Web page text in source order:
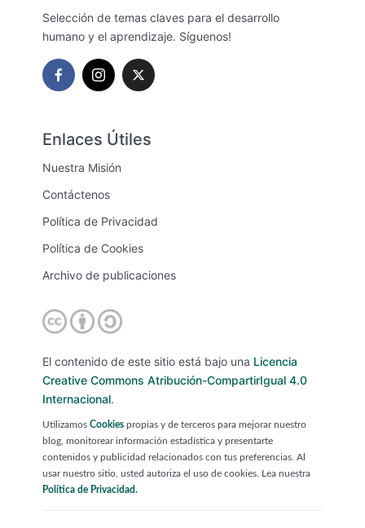
Selección de temas claves para el desarrollo
humano y el aprendizaje. Síguenos!
Enlaces Útiles
Nuestra Misión
Contáctenos
Política de Privacidad
Política de Cookies
Archivo de publicaciones
El contenido de este sitio está bajo una Licencia
Creative Commons Atribución-CompartirIgual 4.0
Internacional.
Utilizamos Cookies propias y de terceros para mejorar nuestro
blog, monitorear información estadística y presentarte
contenidos y publicidad relacionados con tus preferencias. Al
usar nuestro sitio, usted autoriza el uso de cookies. Lea nuestra
Política de Privacidad.